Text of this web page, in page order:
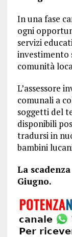
In una fase
ogni
servizi
investimento
comunità
L’assessore
comunali a
soggetti del
disponibili
tradursi in
bambini
La
Giugno.